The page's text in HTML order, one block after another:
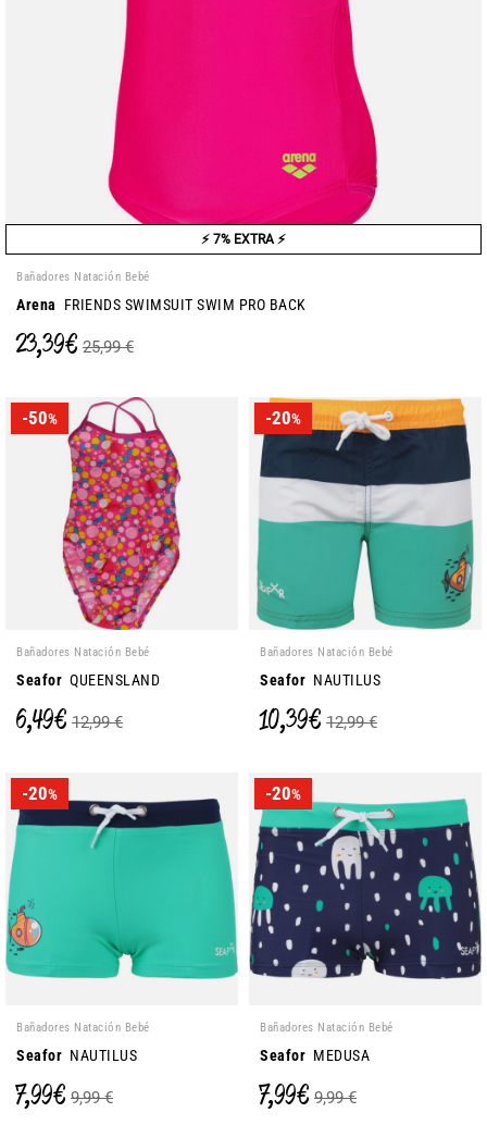
⚡ 7% EXTRA ⚡
Bañadores Natación Bebé
Arena FRIENDS SWIMSUIT SWIM PRO BACK
23,39 € 25,99 €
-50%
Bañadores Natación Bebé
Seafor QUEENSLAND
6,49 € 12,99 €
-20%
Bañadores Natación Bebé
Seafor NAUTILUS
10,39 € 12,99 €
-20%
Bañadores Natación Bebé
Seafor NAUTILUS
7,99 € 9,99 €
-20%
Bañadores Natación Bebé
Seafor MEDUSA
7,99 € 9,99 €